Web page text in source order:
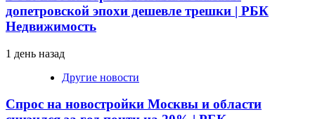
допетровской эпохи дешевле трешки | РБК
Недвижимость
1 день назад
Другие новости
Спрос на новостройки Москвы и области